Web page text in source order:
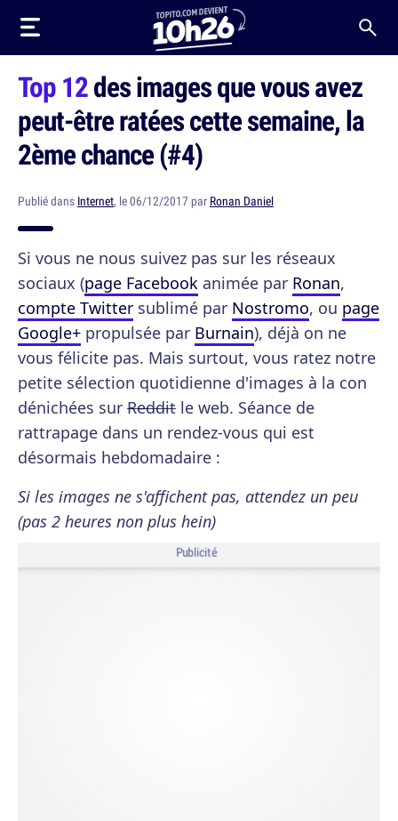
Top 12des images que vous avez
peut-être ratées cette semaine, la
2ème chance (#4)
Publié dans Internet, le 06/12/2017 par Ronan Daniel
Si vous ne nous suivez pas sur les réseaux
sociaux (page Facebook animée par Ronan,
compte Twitter sublimé par Nostromo, ou page
Google+ propulsée par Burnain), déjà on ne
vous félicite pas. Mais surtout, vous ratez notre
petite sélection quotidienne d'images à la con
dénichées sur Reddit le web. Séance de
rattrapage dans un rendez-vous qui est
désormais hebdomadaire :
Si les images ne s'affichent pas, attendez un peu
(pas 2 heures non plus hein)
Publicité